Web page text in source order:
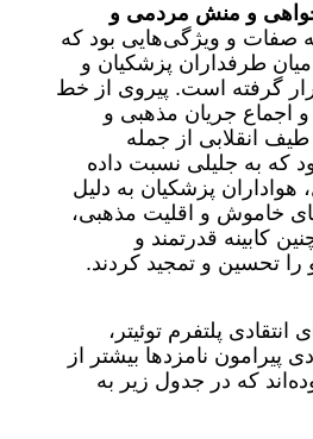
و منش مردمی و
صفات و ویژگی‌هایی بود که
طرفداران پزشکیان و
گرفته است. پیروی از خط
جریان مذهبی و
انقلابی از جمله
که به جلیلی نسبت داده
پزشکیان به دلیل
خاموش و اقلیت مذهبی،
کابینه قدرتمند و
را تحسین و تمجید کردند.
انتقادی پلتفرم توئیتر،
پیرامون نامزدها بیشتر از
که در جدول زیر به